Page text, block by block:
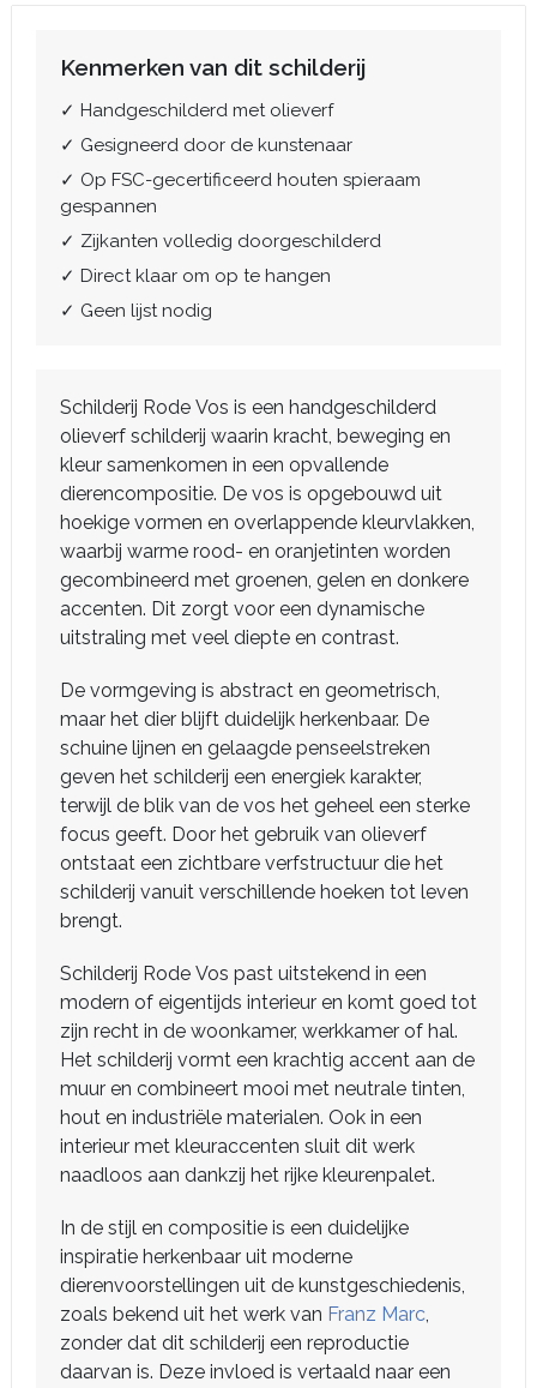
Kenmerken van dit schilderij
✓ Handgeschilderd met olieverf
✓ Gesigneerd door de kunstenaar
✓ Op FSC-gecertificeerd houten spieraam
gespannen
✓ Zijkanten volledig doorgeschilderd
✓ Direct klaar om op te hangen
✓ Geen lijst nodig
Schilderij Rode Vos is een handgeschilderd
olieverf schilderij waarin kracht, beweging en
kleur samenkomen in een opvallende
dierencompositie. De vos is opgebouwd uit
hoekige vormen en overlappende kleurvlakken,
waarbij warme rood- en oranjetinten worden
gecombineerd met groenen, gelen en donkere
accenten. Dit zorgt voor een dynamische
uitstraling met veel diepte en contrast.
De vormgeving is abstract en geometrisch,
maar het dier blijft duidelijk herkenbaar. De
schuine lijnen en gelaagde penseelstreken
geven het schilderij een energiek karakter,
terwijl de blik van de vos het geheel een sterke
focus geeft. Door het gebruik van olieverf
ontstaat een zichtbare verfstructuur die het
schilderij vanuit verschillende hoeken tot leven
brengt.
Schilderij Rode Vos past uitstekend in een
modern of eigentijds interieur en komt goed tot
zijn recht in de woonkamer, werkkamer of hal.
Het schilderij vormt een krachtig accent aan de
muur en combineert mooi met neutrale tinten,
hout en industriële materialen. Ook in een
interieur met kleuraccenten sluit dit werk
naadloos aan dankzij het rijke kleurenpalet.
In de stijl en compositie is een duidelijke
inspiratie herkenbaar uit moderne
dierenvoorstellingen uit de kunstgeschiedenis,
zoals bekend uit het werk van Franz Marc,
zonder dat dit schilderij een reproductie
daarvan is. Deze invloed is vertaald naar een